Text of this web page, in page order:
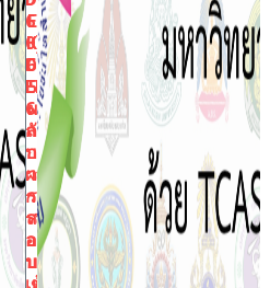
61
0)
D
EK
65
กั
บ
ผล
กา
รส
อ
บ
E
K
6
5
ผ
ล
ก
า
ร
ส
อ
บ